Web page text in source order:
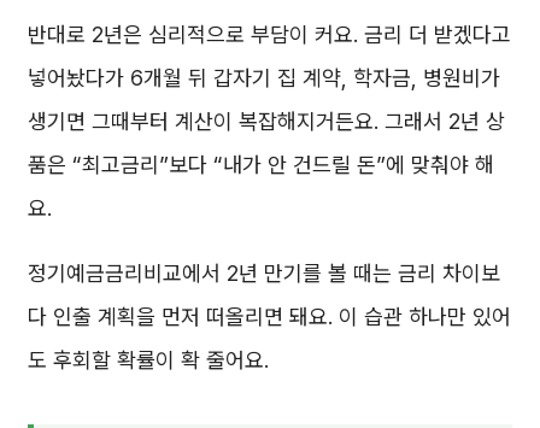
반대로 2년은 심리적으로 부담이 커요. 금리 더 받겠다고
넣어놨다가 6개월 뒤 갑자기 집 계약, 학자금, 병원비가
생기면 그때부터 계산이 복잡해지거든요. 그래서 2년 상
품은 “최고금리”보다 “내가 안 건드릴 돈”에 맞춰야 해
요.
정기예금금리비교에서 2년 만기를 볼 때는 금리 차이보
다 인출 계획을 먼저 떠올리면 돼요. 이 습관 하나만 있어
도 후회할 확률이 확 줄어요.